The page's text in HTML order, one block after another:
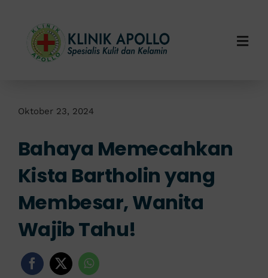
content
Layanan Kami
Info Klinik
Oktober 23, 2024
Bahaya Memecahkan
Kista Bartholin yang
Membesar, Wanita
Wajib Tahu!